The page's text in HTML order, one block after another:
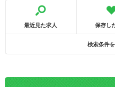
最近見た求人 保存し
検索条件